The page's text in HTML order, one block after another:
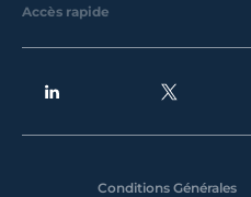
Accès rapide
Conditions Générales